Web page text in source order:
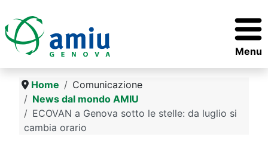
Menu
Home
Comunicazione
News dal mondo AMIU
ECOVAN a Genova sotto le stelle: da luglio si
cambia orario